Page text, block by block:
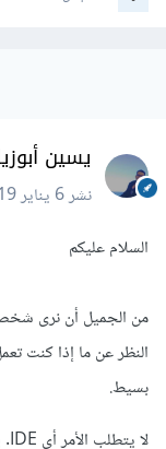
يسين أبوزيا
نشر6 يناير 2019
السلام عليكم
من الجميل أن نرى شخص
بسيط.